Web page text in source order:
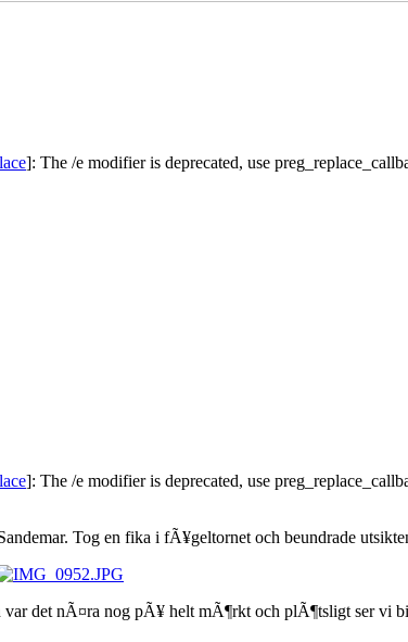
]: The /e modifier is deprecated, use
]: The /e modifier is deprecated, use
Tog en fika i fÃ¥geltornet och beundrade
det nÃ¤ra nog pÃ¥ helt mÃ¶rkt och plÃ¶tsligt ser vi